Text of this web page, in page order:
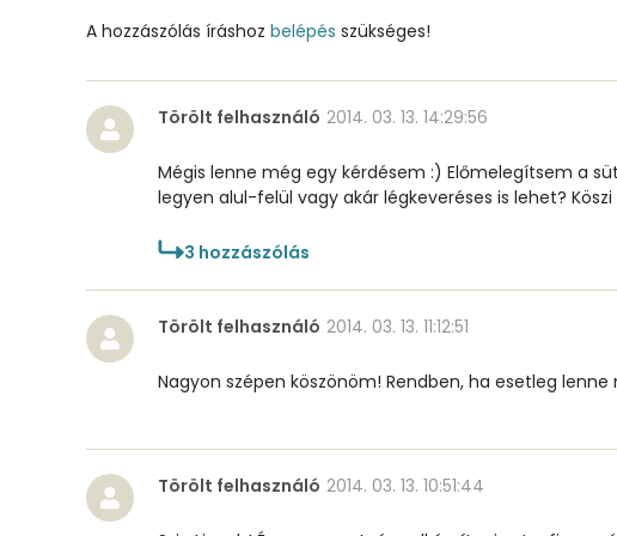
Nátrium
Összesen
Cukor
Élelmi rost
A hozzászólás íráshoz belépés szükséges!
Törölt felhasználó 2014. 03. 13. 14:29:56
Mégis lenne még egy kérdésem :) Előmelegítsem a
legyen alul-felül vagy akár légkeveréses is lehet?
3 hozzászólás
Törölt felhasználó 2014. 03. 13. 11:12:51
Nagyon szépen köszönöm! Rendben, ha esetleg
Törölt felhasználó 2014. 03. 13. 10:51:44